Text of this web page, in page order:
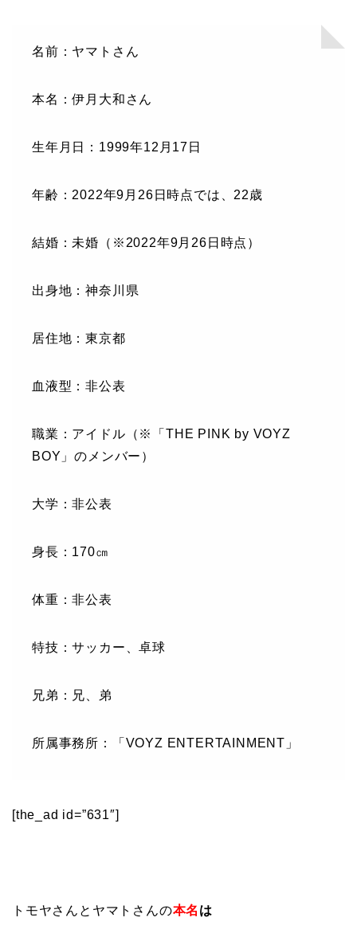
名前：ヤマトさん
本名：伊月大和さん
生年月日：1999年12月17日
年齢：2022年9月26日時点では、22歳
結婚：未婚（※2022年9月26日時点）
出身地：神奈川県
居住地：東京都
血液型：非公表
職業：アイドル（※「THE PINK by VOYZ
BOY」のメンバー）
大学：非公表
身長：170㎝
体重：非公表
特技：サッカー、卓球
兄弟：兄、弟
所属事務所：「VOYZ ENTERTAINMENT」
[the_ad id=”631″]
トモヤさんとヤマトさんの本名 は